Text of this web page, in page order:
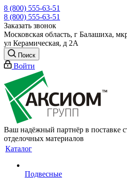
8 (800) 555-63-51
8 (800) 555-63-51
Заказать звонок
Московская область, г Балашиха,
ул Керамическая, д 2А
Поиск
Войти
Ваш надёжный партнёр в поставке
отделочных материалов
Каталог
Подвесные